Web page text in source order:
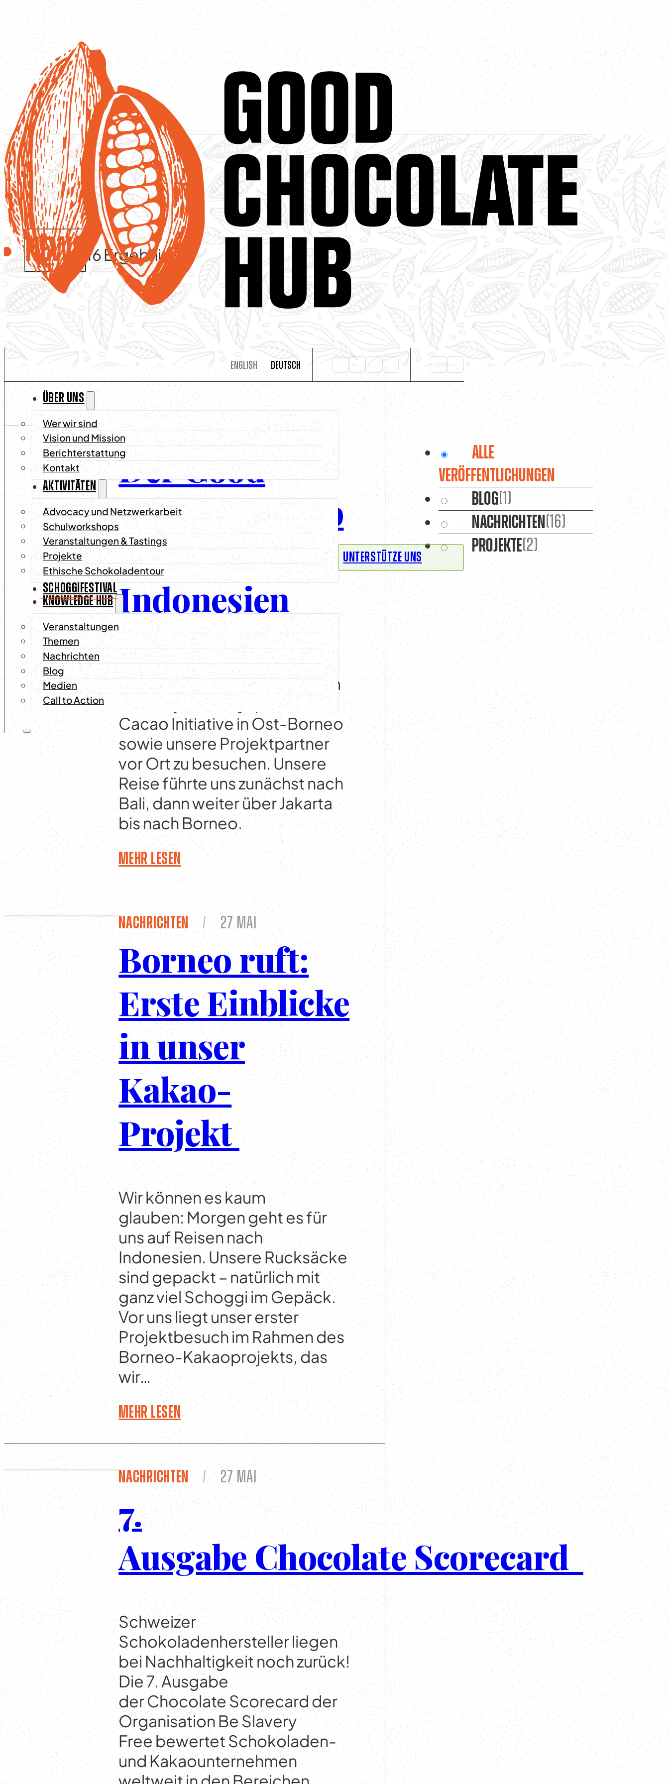
English Deutsch
ÜBER UNS
Wer wir sind
Vision und Mission
Berichterstattung
Kontakt
AKTIVITÄTEN
Advocacy und Netzwerkarbeit
Schulworkshops
Veranstaltungen & Tastings
Projekte
Ethische Schokoladentour
SCHOGGIFESTIVAL
KNOWLEDGE HUB
Veranstaltungen
Themen
Nachrichten
Blog
Medien
Call to Action
UNTERSTÜTZE UNS
News 16Ergebnis(se)
Blog, Nachrichten Projekte / 6 Juli
Der Good
Chocolate Hub
unterwegs in
Indonesien
Anfang Juni waren wir auf
Projektreise in Indonesien, um
das Projekt Menyapa Lesan
Cacao Initiative in Ost-Borneo
sowie unsere Projektpartner
vor Ort zu besuchen. Unsere
Reise führte uns zunächst nach
Bali, dann weiter über Jakarta
bis nach Borneo.
Mehr lesen
Nachrichten / 27 Mai
Borneo ruft:
Erste Einblicke
in unser
Kakao-
Projekt
Wir können es kaum
glauben: Morgen geht es für
uns auf Reisen nach
Indonesien. Unsere Rucksäcke
sind gepackt – natürlich mit
ganz viel Schoggi im Gepäck.
Vor uns liegt unser erster
Projektbesuch im Rahmen des
Borneo-Kakaoprojekts, das
wir…
Mehr lesen
Nachrichten / 27 Mai
7.
Ausgabe Chocolate Scorecard
Schweizer
Schokoladenhersteller liegen
bei Nachhaltigkeit noch zurück!
Die 7. Ausgabe
der Chocolate Scorecard der
Organisation Be Slavery
Free bewertet Schokoladen-
und Kakaounternehmen
Alle
Veröffentlichungen
Blog(1)
Nachrichten(16)
Projekte(2)